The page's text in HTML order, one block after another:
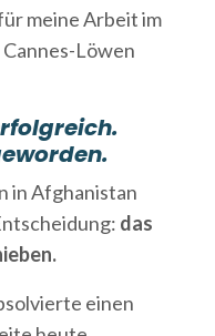
meine Arbeit im
Löwen
in Afghanistan
das
einen